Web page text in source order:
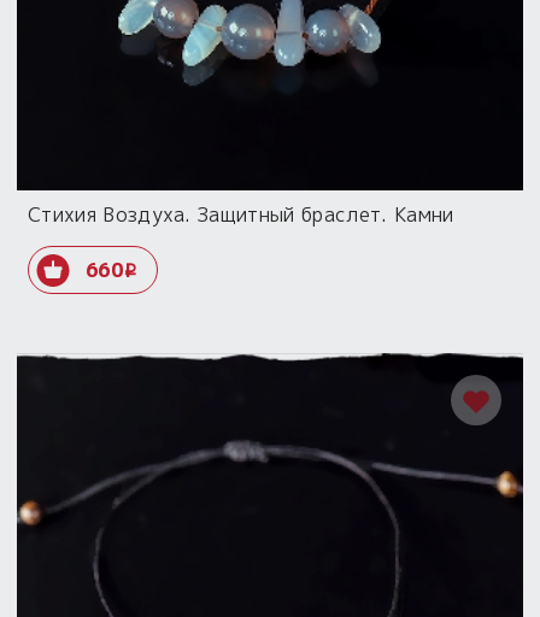
Стихия Воздуха. Защитный браслет. Камни
660i